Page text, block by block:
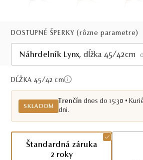
DOSTUPNÉ ŠPERKY(rôzne parametre)
Náhrdelník Lynx, dĺžka 45/42cm
Skladom TN
DĹŽKA 45/42cm
SKLADOM
Trenčín dnes do 15:30 •
dni.
Štandardná záruka
2 roky